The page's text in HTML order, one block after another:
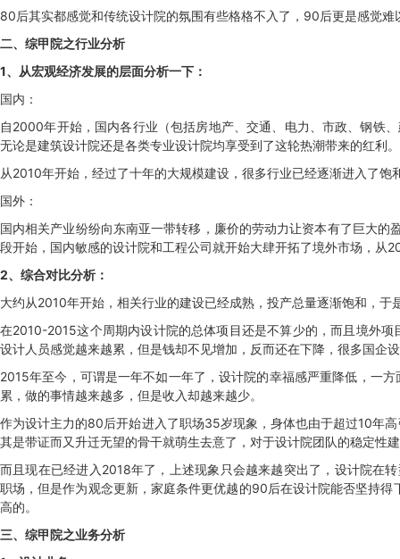
80后其实都感觉和传统设计院的氛围有些格格不入了，90后更是感觉
二、 综甲院之行业分析
1、从宏观经济发展的层面分析一下：
国内：
自2000年开始，国内各行业（包括房地产、交通、电力、市政、钢
无论是建筑设计院还是各类专业设计院均享受到了这轮热潮带来的红利。
从2010年开始，经过了十年的大规模建设，很多行业已经逐渐进入了
国外：
国内相关产业纷纷向东南亚一带转移，廉价的劳动力让资本有了巨大
段开始，国内敏感的设计院和工程公司就开始大肆开拓了境外市场，
2、综合对比分析：
大约从2010年开始，相关行业的建设已经成熟，投产总量逐渐饱和，
在2010-2015这个周期内设计院的总体项目还是不算少的，而且境外
设计人员感觉越来越累，但是钱却不见增加，反而还在下降，很多国企
2015年至今，可谓是一年不如一年了，设计院的幸福感严重降低，一
累，做的事情越来越多，但是收入却越来越少。
作为设计主力的80后开始进入了职场35岁现象，身体也由于超过10年
其是带证而又升迁无望的骨干就萌生去意了，对于设计院团队的稳定性
而且现在已经进入2018年了，上述现象只会越来越突出了，设计院在
职场，但是作为观念更新，家庭条件更优越的90后在设计院能否坚持
高的。
三、 综甲院之业务分析